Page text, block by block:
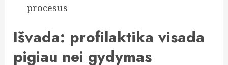
procesus
Išvada: profilaktika visada
pigiau nei gydymas